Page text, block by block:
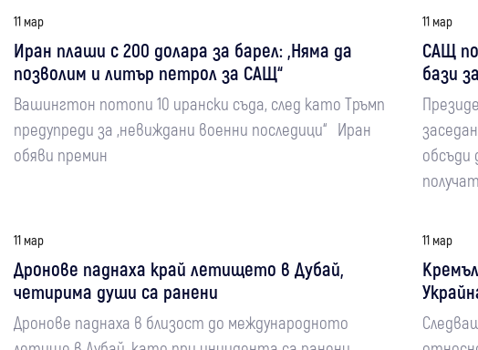
11 мар
Иран плаши с 200 долара за барел: „Няма да
позволим и литър петрол за САЩ“
Вашингтон потопи 10 ирански съда, след като Тръмп
предупреди за „невиждани военни последици“ Иран
обяви премин
11 мар
САЩ
бази
получат
11 мар
Дронове паднаха край летището в Дубай,
четирима души са ранени
Дронове паднаха в близост до международното
11 мар